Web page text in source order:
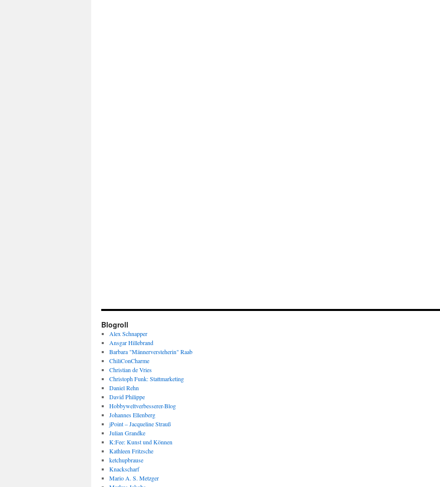
Blogroll
Alex Schnapper
Ansgar Hillebrand
Barbara "Männerversteherin" Raab
ChiliConCharme
Christian de Vries
Christoph Funk: Stattmarketing
Daniel Rehn
David Philippe
Hobbyweltverbesserer-Blog
Johannes Ellenberg
jPoint – Jacqueline Strauß
Julian Grandke
K:Fee: Kunst und Können
Kathleen Fritzsche
ketchupbrause
Knackscharf
Mario A. S. Metzger